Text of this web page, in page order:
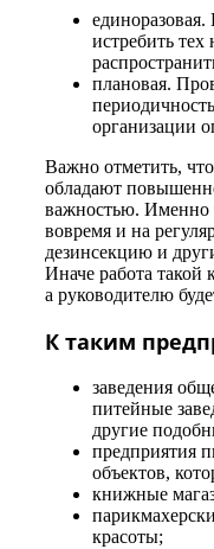
истребить
плановая.
организации
Важно отметить,
обладают
важностью. Именно
вовремя и на
дезинсекцию и
Иначе работа такой
а руководителю
К таким
заведения
питейные
другие
предприятия
объектов,
книжные
красоты;